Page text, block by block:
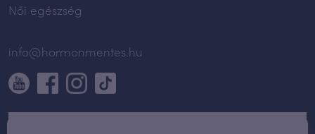
Női egészség
info@hormonmentes.hu